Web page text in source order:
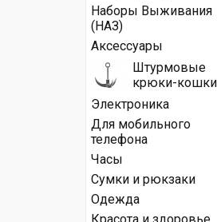
Наборы Выживания
(НАЗ)
Аксессуары
Штурмовые
крюки-кошки
Электроника
Для мобильного
телефона
Часы
Сумки и рюкзаки
Одежда